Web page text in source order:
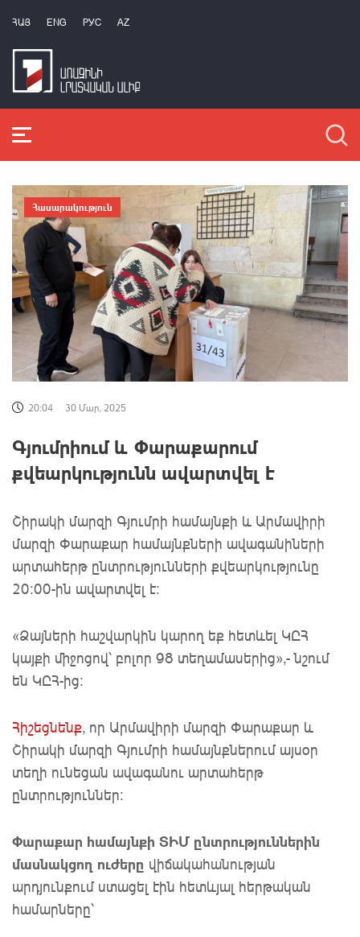
ՀԱՅ ENG РУС AZ
Հասարակություն
20:04 30 Մար, 2025
Գյումրիում և Փարաքարում
քվեարկությունն ավարտվել է
Շիրակի մարզի Գյումրի համայնքի և Արմավիրի
մարզի Փարաքար համայնքների ավագանիների
արտահերթ ընտրությունների քվեարկությունը
20:00-ին ավարտվել է:
«Ձայների հաշվարկին կարող եք հետևել ԿԸՀ
կայքի միջոցով՝ բոլոր 98 տեղամասերից»,- նշում
են ԿԸՀ-ից:
Հիշեցնենք, որ Արմավիրի մարզի Փարաքար և
Շիրակի մարզի Գյումրի համայնքներում այսօր
տեղի ունեցան ավագանու արտահերթ
ընտրություններ։
Փարաքար համայնքի ՏԻՄ ընտրություններին
մասնակցող ուժերը վիճակահանության
արդյունքում ստացել էին հետևյալ հերթական
համարները՝